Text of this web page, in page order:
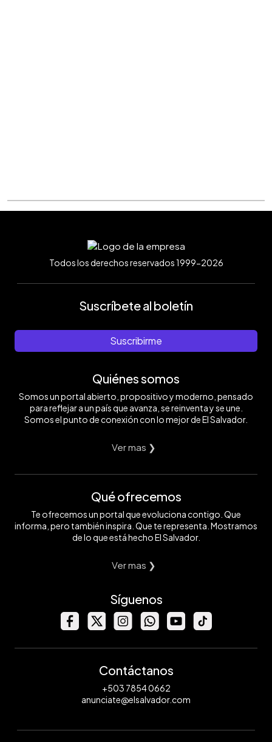
Todos los derechos reservados 1999-2026
Suscríbete al boletín
Suscribirme
Quiénes somos
Somos un portal abierto, propositivo y moderno, pensado
para reflejar a un país que avanza, se reinventa y se une.
Somos el punto de conexión con lo mejor de El Salvador.
Ver mas ❯
Qué ofrecemos
Te ofrecemos un portal que evoluciona contigo. Que
informa, pero también inspira. Que te representa. Mostramos
de lo que está hecho El Salvador.
Ver mas ❯
Síguenos
Contáctanos
+503 7854 0662
anunciate@elsalvador.com